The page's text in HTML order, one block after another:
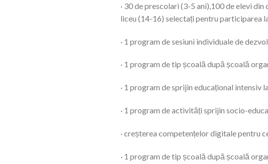
· 30 de prescolari (3-5 ani),100 de elevi
liceu (14-16) selectați pentru participarea
· 1 program de sesiuni individuale de
· 1 program de tip școală după școală
· 1 program de sprijin educațional
· 1 program de activități sprijin socio-
· creșterea competențelor digitale pentru
· 1 program de tip școală după școală